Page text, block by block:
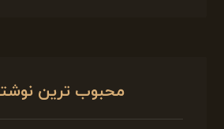
محبوب ترین